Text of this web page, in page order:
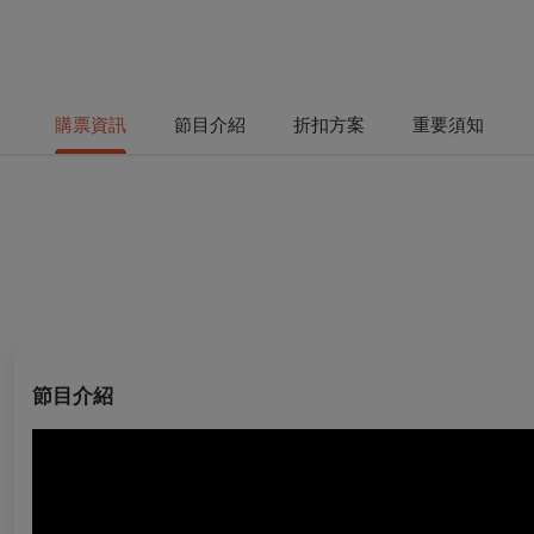
購票資訊 節目介紹 折扣方案 重要須知
節目介紹